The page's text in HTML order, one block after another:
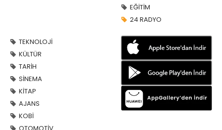
EĞİTİM
24 RADYO
TEKNOLOJİ
KÜLTÜR
TARİH
SİNEMA
KİTAP
AJANS
KOBİ
OTOMOTİV